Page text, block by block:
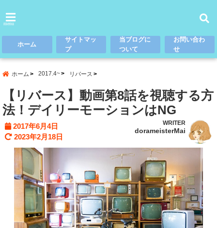
menu
ホーム
サイトマッ
プ
当ブログに
ついて
お問い合わ
せ
ホーム 2017.4~ リバース
【リバース】動画第8話を視聴する方
法！デイリーモーションはNG
2017年6月4日
2023年2月18日
WRITER
dorameisterMai